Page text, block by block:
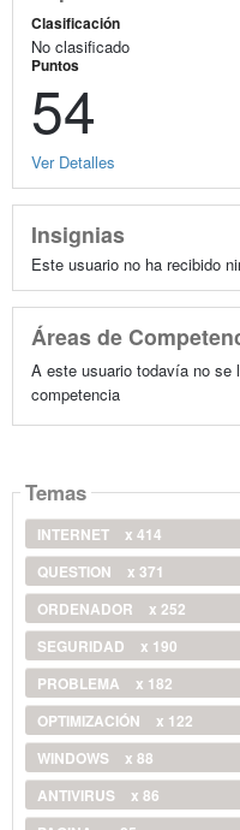
Clasificación
No clasificado
Puntos
54
Ver Detalles
Insignias
Este usuario no ha recibido
Áreas de
A este usuario todavía no se
competencia
Temas
INTERNET
x 414
QUESTION
x 371
ORDENADOR
x 252
SEGURIDAD
x 190
PROBLEMA
x 182
OPTIMIZACIÓN
x 122
WINDOWS
x 88
ANTIVIRUS
x 86